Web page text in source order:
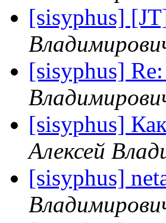
[sisyphus]
[sisyphus]
[sisyphus]
Алексей
[sisyphus]